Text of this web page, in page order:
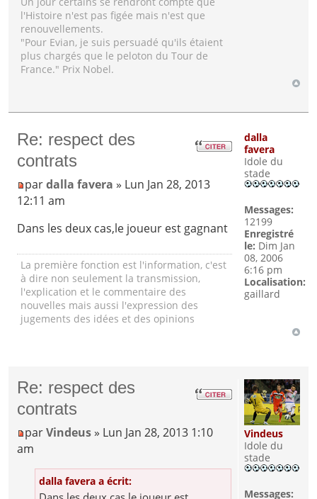
l'Histoire n'est pas figée mais n'est que
renouvellements.
"Pour Evian, je suis persuadé qu'ils étaient
plus chargés que le peloton du Tour de
France." Prix Nobel.
Re: respect des
contrats
pardalla favera » Lun Jan 28, 2013
12:11 am
Dans les deux cas,le joueur est gagnant
La première fonction est l'information, c'est
à dire non seulement la transmission,
l'explication et le commentaire des
nouvelles mais aussi l'expression des
jugements des idées et des opinions
dalla
favera
Idole du
stade
Messages:
12199
Enregistré
le: Dim Jan
08, 2006
6:16 pm
Localisation:
gaillard
Re: respect des
contrats
parVindeus » Lun Jan 28, 2013 1:10
am
dalla favera a écrit:
Vindeus
Idole du
stade
Messages: